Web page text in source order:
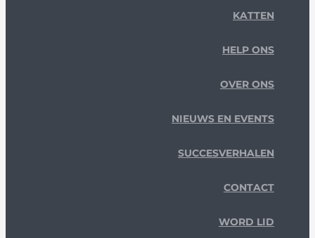
KATTEN
HELP ONS
OVER ONS
NIEUWS EN EVENTS
SUCCESVERHALEN
CONTACT
WORD LID